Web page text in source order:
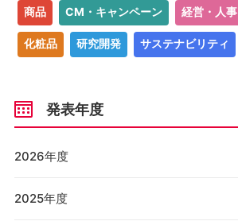
商品 CM・キャンペーン 経営・人事
化粧品 研究開発 サステナビリティ
発表年度
2026年度
2025年度